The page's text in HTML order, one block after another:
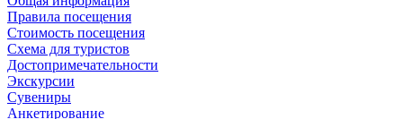
Правила посещения
Стоимость посещения
Схема для туристов
Достопримечательности
Экскурсии
Сувениры
Анкетирование